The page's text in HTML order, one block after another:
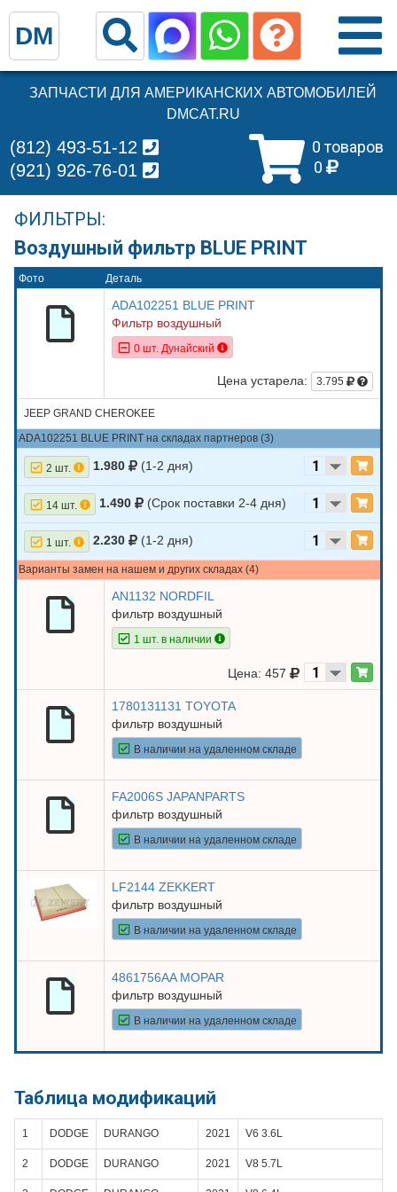
ЗАПЧАСТИ ДЛЯ АМЕРИКАНСКИХ АВТОМОБИЛЕЙ
DMCAT.RU
0 товаров
0
(812) 493-51-12
(921) 926-76-01
ФИЛЬТРЫ:
Воздушный фильтр BLUE PRINT
Фото Деталь
ADA102251 BLUE PRINT
Фильтр воздушный
0 шт. Дунайский
Цена устарела: 3.795
JEEP GRAND CHEROKEE
ADA102251 BLUE PRINT на складах партнеров (3)
2 шт. 1.980 (1-2 дня)
14 шт. 1.490 (Срок поставки 2-4 дня)
1 шт. 2.230 (1-2 дня)
Варианты замен на нашем и других складах (4)
AN1132 NORDFIL
фильтр воздушный
1 шт. в наличии
Цена: 457
1780131131 TOYOTA
фильтр воздушный
В наличии на удаленном складе
FA2006S JAPANPARTS
фильтр воздушный
В наличии на удаленном складе
LF2144 ZEKKERT
фильтр воздушный
В наличии на удаленном складе
4861756AA MOPAR
фильтр воздушный
В наличии на удаленном складе
Таблица модификаций
1 DODGE DURANGO 2021 V6 3.6L
2 DODGE DURANGO 2021 V8 5.7L
DM